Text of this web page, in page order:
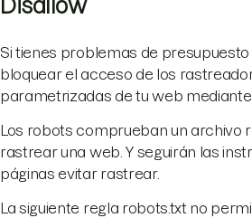
Disallow
Si tienes problemas de
bloquear el acceso de los
parametrizadas de tu web
Los robots comprueban un archivo
rastrear una web. Y seguirán las
páginas evitar rastrear.
La siguiente regla robots.txt no